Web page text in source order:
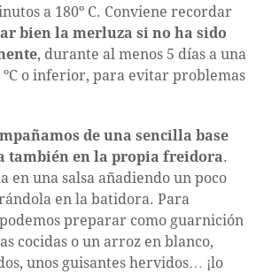
a 180º C. Conviene recordar
bien la merluza si no ha sido
, durante al menos 5 días a una
o inferior, para evitar problemas
de una sencilla base
también en la propia freidora.
en una salsa añadiendo un poco
en la batidora. Para
preparar como guarnición
cocidas o un arroz en blanco,
unos guisantes hervidos… ¡lo